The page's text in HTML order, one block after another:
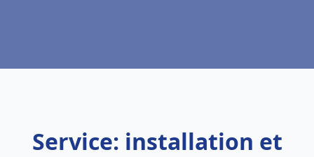
Service: installation et